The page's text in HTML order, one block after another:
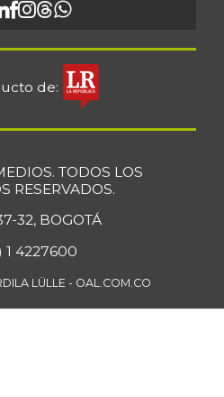
de:
TODOS LOS
RESERVADOS.
32, BOGOTÁ
1 4227600
LÜLLE - OAL.COM.CO